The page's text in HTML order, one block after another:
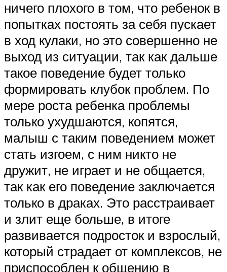
ничего плохого в том, что ребенок в
попытках постоять за себя пускает
в ход кулаки, но это совершенно не
выход из ситуации, так как дальше
такое поведение будет только
формировать клубок проблем. По
мере роста ребенка проблемы
только ухудшаются, копятся,
малыш с таким поведением может
стать изгоем, с ним никто не
дружит, не играет и не общается,
так как его поведение заключается
только в драках. Это расстраивает
и злит еще больше, в итоге
развивается подросток и взрослый,
который страдает от комплексов, не
приспособлен к общению в